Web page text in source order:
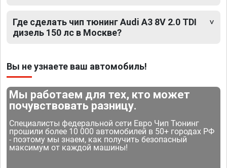
Где сделать чип тюнинг Audi A3 8V 2.0 TDI
дизель 150 лс в Москве?
Вы не узнаете ваш автомобиль!
Мы работаем для тех, кто может
почувствовать разницу.
Специалисты федеральной сети Евро Чип Тюнинг
прошили более 10 000 автомобилей в 50+ городах РФ
- поэтому мы знаем, как получить безопасный
максимум от каждой машины!